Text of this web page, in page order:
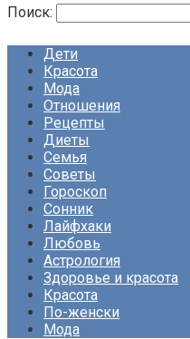
Поиск:
Дети
Красота
Мода
Отношения
Рецепты
Диеты
Семья
Советы
Гороскоп
Сонник
Лайфхаки
Любовь
Астрология
Здоровье и красота
Красота
По-женски
Мода